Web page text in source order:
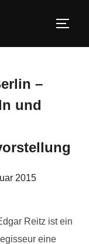
–
und
2015
Reitz ist ein
eine